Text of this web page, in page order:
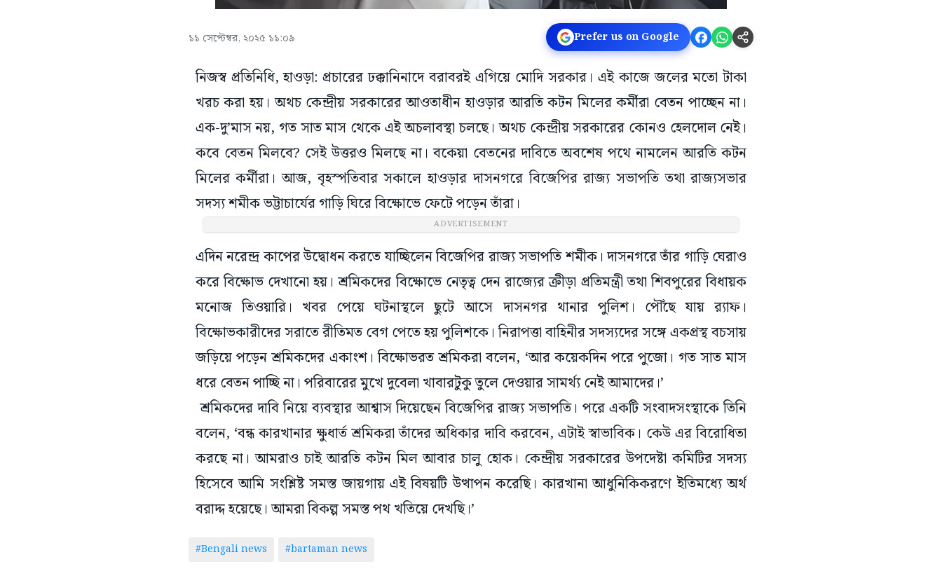
১১ সেপ্টেম্বর, ২০২৫ ১১:০৯ Prefer us on Google
নিজস্ব প্রতিনিধি, হাওড়া: প্রচারের ঢক্কানিনাদে বরাবরই এগিয়ে মোদি সরকার। এই কাজে জলের মতো টাকা
খরচ করা হয়। অথচ কেন্দ্রীয় সরকারের আওতাধীন হাওড়ার আরতি কটন মিলের কর্মীরা বেতন পাচ্ছেন না।
এক-দু’মাস নয়, গত সাত মাস থেকে এই অচলাবস্থা চলছে। অথচ কেন্দ্রীয় সরকারের কোনও হেলদোল নেই।
কবে বেতন মিলবে? সেই উত্তরও মিলছে না। বকেয়া বেতনের দাবিতে অবশেষ পথে নামলেন আরতি কটন
মিলের কর্মীরা। আজ, বৃহস্পতিবার সকালে হাওড়ার দাসনগরে বিজেপির রাজ্য সভাপতি তথা রাজ্যসভার
সদস্য শমীক ভট্টাচার্যের গাড়ি ঘিরে বিক্ষোভে ফেটে পড়েন তাঁরা।
ADVERTISEMENT
এদিন নরেন্দ্র কাপের উদ্বোধন করতে যাচ্ছিলেন বিজেপির রাজ্য সভাপতি শমীক। দাসনগরে তাঁর গাড়ি ঘেরাও
করে বিক্ষোভ দেখানো হয়। শ্রমিকদের বিক্ষোভে নেতৃত্ব দেন রাজ্যের ক্রীড়া প্রতিমন্ত্রী তথা শিবপুরের বিধায়ক
মনোজ তিওয়ারি। খবর পেয়ে ঘটনাস্থলে ছুটে আসে দাসনগর থানার পুলিশ। পৌঁছে যায় র‍্যাফ।
বিক্ষোভকারীদের সরাতে রীতিমত বেগ পেতে হয় পুলিশকে। নিরাপত্তা বাহিনীর সদস্যদের সঙ্গে একপ্রস্থ বচসায়
জড়িয়ে পড়েন শ্রমিকদের একাংশ। বিক্ষোভরত শ্রমিকরা বলেন, ‘আর কয়েকদিন পরে পুজো। গত সাত মাস
ধরে বেতন পাচ্ছি না। পরিবারের মুখে দুবেলা খাবারটুকু তুলে দেওয়ার সামর্থ্য নেই আমাদের।’
শ্রমিকদের দাবি নিয়ে ব্যবস্থার আশ্বাস দিয়েছেন বিজেপির রাজ্য সভাপতি। পরে একটি সংবাদসংস্থাকে তিনি
বলেন, ‘বন্ধ কারখানার ক্ষুধার্ত শ্রমিকরা তাঁদের অধিকার দাবি করবেন, এটাই স্বাভাবিক। কেউ এর বিরোধিতা
করছে না। আমরাও চাই আরতি কটন মিল আবার চালু হোক। কেন্দ্রীয় সরকারের উপদেষ্টা কমিটির সদস্য
হিসেবে আমি সংশ্লিষ্ট সমস্ত জায়গায় এই বিষয়টি উত্থাপন করেছি। কারখানা আধুনিকিকরণে ইতিমধ্যে অর্থ
বরাদ্দ হয়েছে। আমরা বিকল্প সমস্ত পথ খতিয়ে দেখছি।’
#Bengali news #bartaman news